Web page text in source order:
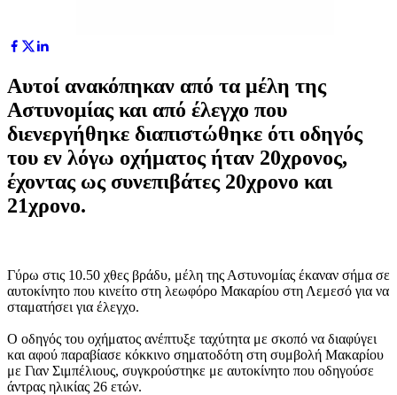
Αυτοί ανακόπηκαν από τα μέλη της
Αστυνομίας και από έλεγχο που
διενεργήθηκε διαπιστώθηκε ότι οδηγός
του εν λόγω οχήματος ήταν 20χρονος,
έχοντας ως συνεπιβάτες 20χρονο και
21χρονο.
Γύρω στις 10.50 χθες βράδυ, μέλη της Αστυνομίας έκαναν σήμα σε
αυτοκίνητο που κινείτο στη λεωφόρο Μακαρίου στη Λεμεσό για να
σταματήσει για έλεγχο.
Ο οδηγός του οχήματος ανέπτυξε ταχύτητα με σκοπό να διαφύγει
και αφού παραβίασε κόκκινο σηματοδότη στη συμβολή Μακαρίου
με Γιαν Σιμπέλιους, συγκρούστηκε με αυτοκίνητο που οδηγούσε
άντρας ηλικίας 26 ετών.